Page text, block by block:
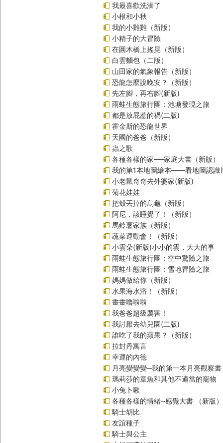
我最喜歡洗澡了
小根和小秋
我的小雞雞（新版）
小精子的大冒險
在圓木橋上搖晃（新版）
白雲麵包（二版）
山田家的氣象報告（新版）
恐龍怎麼說晚安？（新版）
先左腳，再右腳(新版)
雨蛙生態旅行團：池塘發現之旅
都是放屁惹的禍(二版)
霍金斯的恐龍世界
天國的爸爸（新版）
蟲之歌
各種各樣的家──家庭大書（新版）
我的第1本地圖繪本――看地圖認識
小老鼠奇奇去外婆家(新版)
菊花娃娃
把殼丟掉的烏龜（新版）
阿尼，該睡覺了！（新版）
馬鈴薯家族（新版）
蔬菜運動會！（新版）
小雲朵(新版)小小的雲，大大的事
雨蛙生態旅行團：空中驚險之旅
雨蛙生態旅行團：雪地冒險之旅
媽媽做給你（新版）
水果海水浴！（新版）
畫畫嚕啦啦
我爸爸超級厲害！
我討厭去幼兒園(二版)
誰吃了我的蘋果？（新版）
拉封丹寓言
幸運的內德
月亮變變變─我的第一本月亮觀察書
瑪莉莎的章魚和其他不適當的寵物
小兔卜啾
各種各樣的情緒~感覺大書 （新版）
騎士胡比
友誼種子
騎士與公主